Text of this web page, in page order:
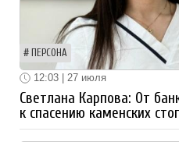
ПЕРСОНА
12:03 | 27 июля
Светлана Карпова: От
к спасению каменских